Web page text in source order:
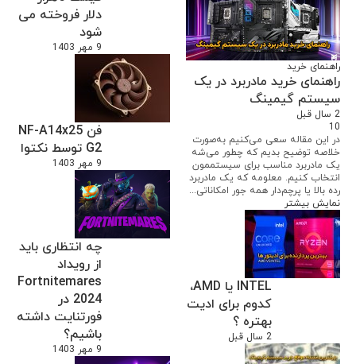
دلار فروخته می
شود
9 مهر 1403
فن NF-A14x25
G2 توسط نکتوا
9 مهر 1403
چه انتظاری باید
از رویداد
Fortnitemares
2024 در
فورتنایت داشته
باشیم؟
9 مهر 1403
راهنمای خرید
راهنمای خرید مادربرد در یک
سیستم گیمینگ
2 سال قبل
10
در این مقاله سعی می‌کنیم به‌صورت
خلاصه توضیح بدیم که چطور می‌شه
یک مادربرد مناسب برای سیستممون
انتخاب کنیم. معلومه که یک مادربرد
رده بالا یا پرچم‌دار همه جور امکاناتی...
نمایش بیشتر
INTEL یا AMD،
کدوم برای ادیت
بهتره ؟
2 سال قبل